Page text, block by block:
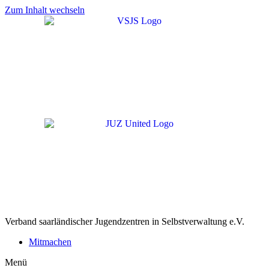
Zum Inhalt wechseln
Verband saarländischer Jugendzentren in Selbstverwaltung e.V.
Mitmachen
Menü